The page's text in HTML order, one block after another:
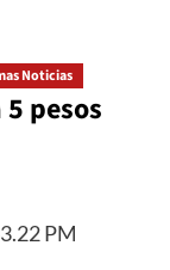
Noticias
pesos